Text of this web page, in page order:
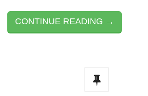
CONTINUE READING →